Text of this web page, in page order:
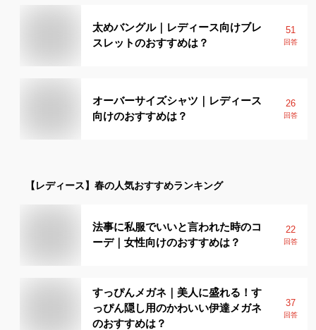
太めバングル｜レディース向けブレ
スレットのおすすめは？
51
回答
オーバーサイズシャツ｜レディース
向けのおすすめは？
26
回答
【レディース】 春の人気おすすめランキング
法事に私服でいいと言われた時のコ
ーデ｜女性向けのおすすめは？
22
回答
すっぴんメガネ｜美人に盛れる！す
っぴん隠し用のかわいい伊達メガネ
のおすすめは？
37
回答